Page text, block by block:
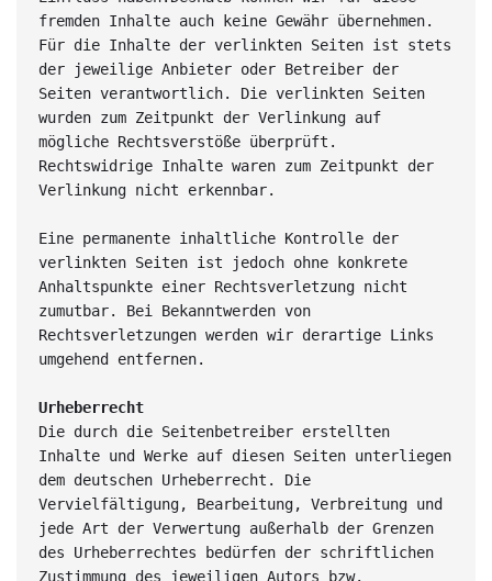
fremden Inhalte auch keine Gewähr übernehmen.
Für die Inhalte der verlinkten Seiten ist stets
der jeweilige Anbieter oder Betreiber der
Seiten verantwortlich. Die verlinkten Seiten
wurden zum Zeitpunkt der Verlinkung auf
mögliche Rechtsverstöße überprüft.
Rechtswidrige Inhalte waren zum Zeitpunkt der
Verlinkung nicht erkennbar.
Eine permanente inhaltliche Kontrolle der
verlinkten Seiten ist jedoch ohne konkrete
Anhaltspunkte einer Rechtsverletzung nicht
zumutbar. Bei Bekanntwerden von
Rechtsverletzungen werden wir derartige Links
umgehend entfernen.
Urheberrecht
Die durch die Seitenbetreiber erstellten
Inhalte und Werke auf diesen Seiten unterliegen
dem deutschen Urheberrecht. Die
Vervielfältigung, Bearbeitung, Verbreitung und
jede Art der Verwertung außerhalb der Grenzen
des Urheberrechtes bedürfen der schriftlichen
Zustimmung des jeweiligen Autors bzw.